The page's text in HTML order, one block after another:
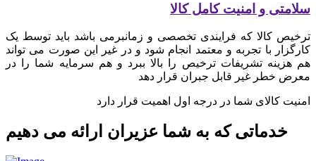
سلامتی و امنیت کامل کالا
ترخیص کالا که فرایندی تخصصی و زمانبرمی باشد باید توسط یک
کارگزار با تجربه و معتمد انجام شود و در غیر این صورت می تواند
هم هزینه تشریفات ترخیص را بالا ببرد و هم سرمایه شما را در
معرض خطر غیر قابل جبران قرار دهد
امنیت کالای شما در درجه اول اهمیت قرار دارد
خدماتی که به شما عزیران ارائه می دهیم